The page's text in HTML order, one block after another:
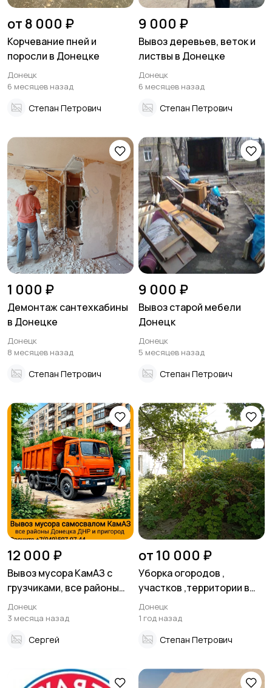
от 8 000 ₽
Корчевание пней и
поросли в Донецке
Донецк
6 месяцев назад
Степан Петрович
9 000 ₽
Вывоз деревьев, веток и
листвы в Донецке
Донецк
6 месяцев назад
Степан Петрович
1 000 ₽
Демонтаж сантехкабины
в Донецке
Донецк
8 месяцев назад
Степан Петрович
9 000 ₽
Вывоз старой мебели
Донецк
Донецк
5 месяцев назад
Степан Петрович
12 000 ₽
Вывоз мусора КамАЗ с
грузчиками, все районы
Донецка ДНР
Донецк
3 месяца назад
Сергей
от 10 000 ₽
Уборка огородов ,
участков ,территории в
Донецке
Донецк
1 год назад
Степан Петрович